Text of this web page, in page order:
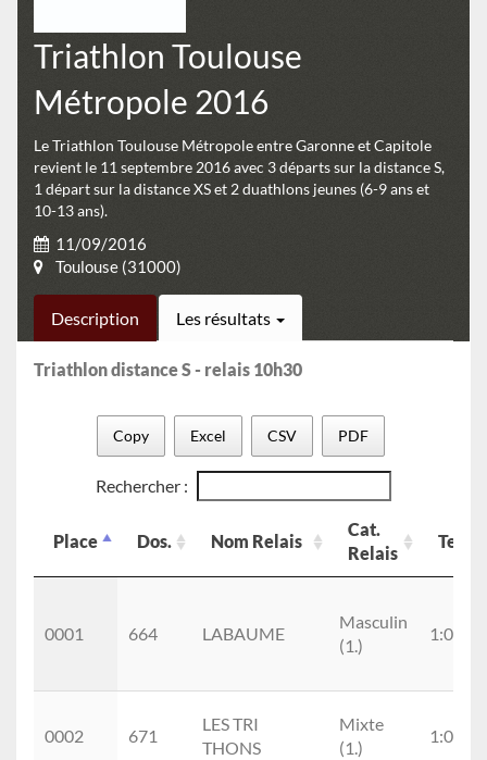
Triathlon Toulouse
Métropole 2016
Le Triathlon Toulouse Métropole entre Garonne et Capitole
revient le 11 septembre 2016 avec 3 départs sur la distance S,
1 départ sur la distance XS et 2 duathlons jeunes (6-9 ans et
10-13 ans).
11/09/2016
Toulouse (31000)
Description Les résultats
Triathlon distance S - relais 10h30
Copy Excel CSV PDF
Rechercher :
Place Dos. Nom Relais
Cat.
Relais
Relais
0001 664 LABAUME
Masculin
(1.)
1:02:12
0002 671
LES TRI
THONS
Mixte
(1.)
1:03:09